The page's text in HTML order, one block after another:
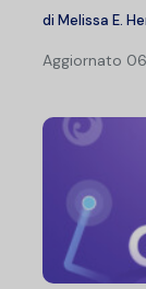
di Melissa E.
Aggiornato